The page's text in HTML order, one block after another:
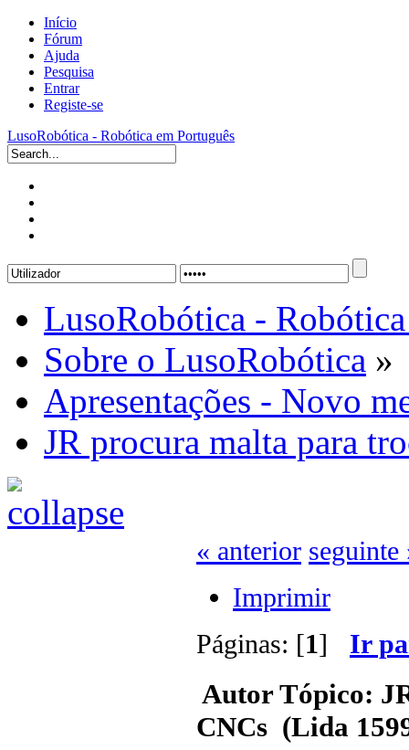
Início
Fórum
Ajuda
Pesquisa
Entrar
Registe-se
LusoRobótica - Robótica em Português
LusoRobótica -
Sobre o LusoRobótica »
Apresentações - Novo
JR procura malta para
« anterior seguinte
Imprimir
Páginas: [1] Ir
AutorTópico:
CNCs (Lida